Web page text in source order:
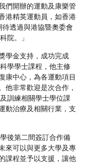
們開辦的運動及康樂管
港精英運動員，如香港
透過與港協暨奧委會
院。」
學金支持，成功完成
學學士課程，他主修
康中心，為各運動項目
他非常歡迎是次合作，
訓練相關學士學位課
動治療及相關行業，支
後第二間簽訂合作備
來可以與更多大學及專
課程並予以支援，讓他